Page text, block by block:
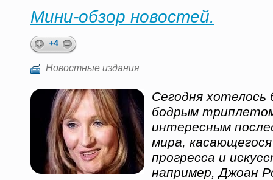
Мини-обзор новостей.
+4
Новостные издания
Сегодня
бодрым
интересным
мира,
прогресса и
например, Джоан